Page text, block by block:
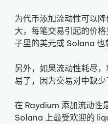
为代币添加流动性可以
大，每笔交易引起的价
子里的美元或 Solana 也
另外，如果流动性耗尽
易了，因为交易对中缺少
在 Raydium 添加流动性
Solana 上最受欢迎的